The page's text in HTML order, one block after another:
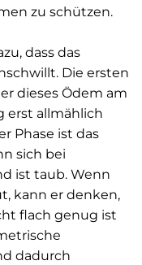
zu schützen.
dass das
Die ersten
dieses Ödem am
erst allmählich
Phase ist das
sich bei
ist taub. Wenn
kann er denken,
flach genug ist
dadurch